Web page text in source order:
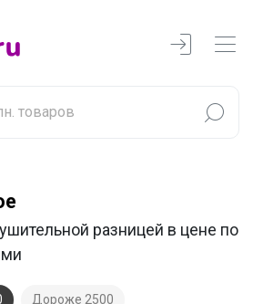
разницей в цене по
Дороже 2500